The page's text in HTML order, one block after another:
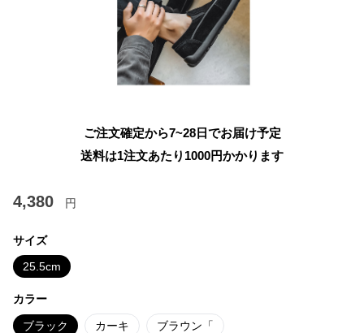
ご注文確定から7~28日でお届け予定
送料は1注文あたり 1000円かかります
4,380 円
サイズ
25.5cm
カラー
ブラック カーキ ブラウン「